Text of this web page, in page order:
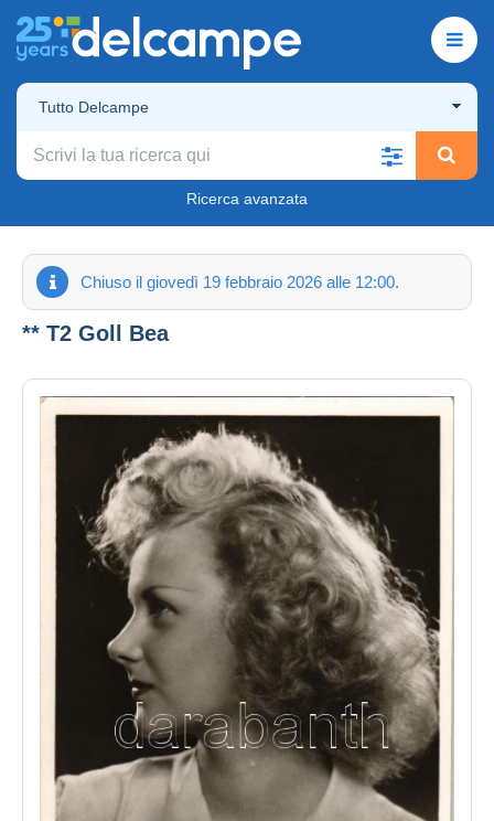
Tutto Delcampe
Ricerca avanzata
Chiuso il giovedì 19 febbraio 2026 alle 12:00.
** T2 Goll Bea